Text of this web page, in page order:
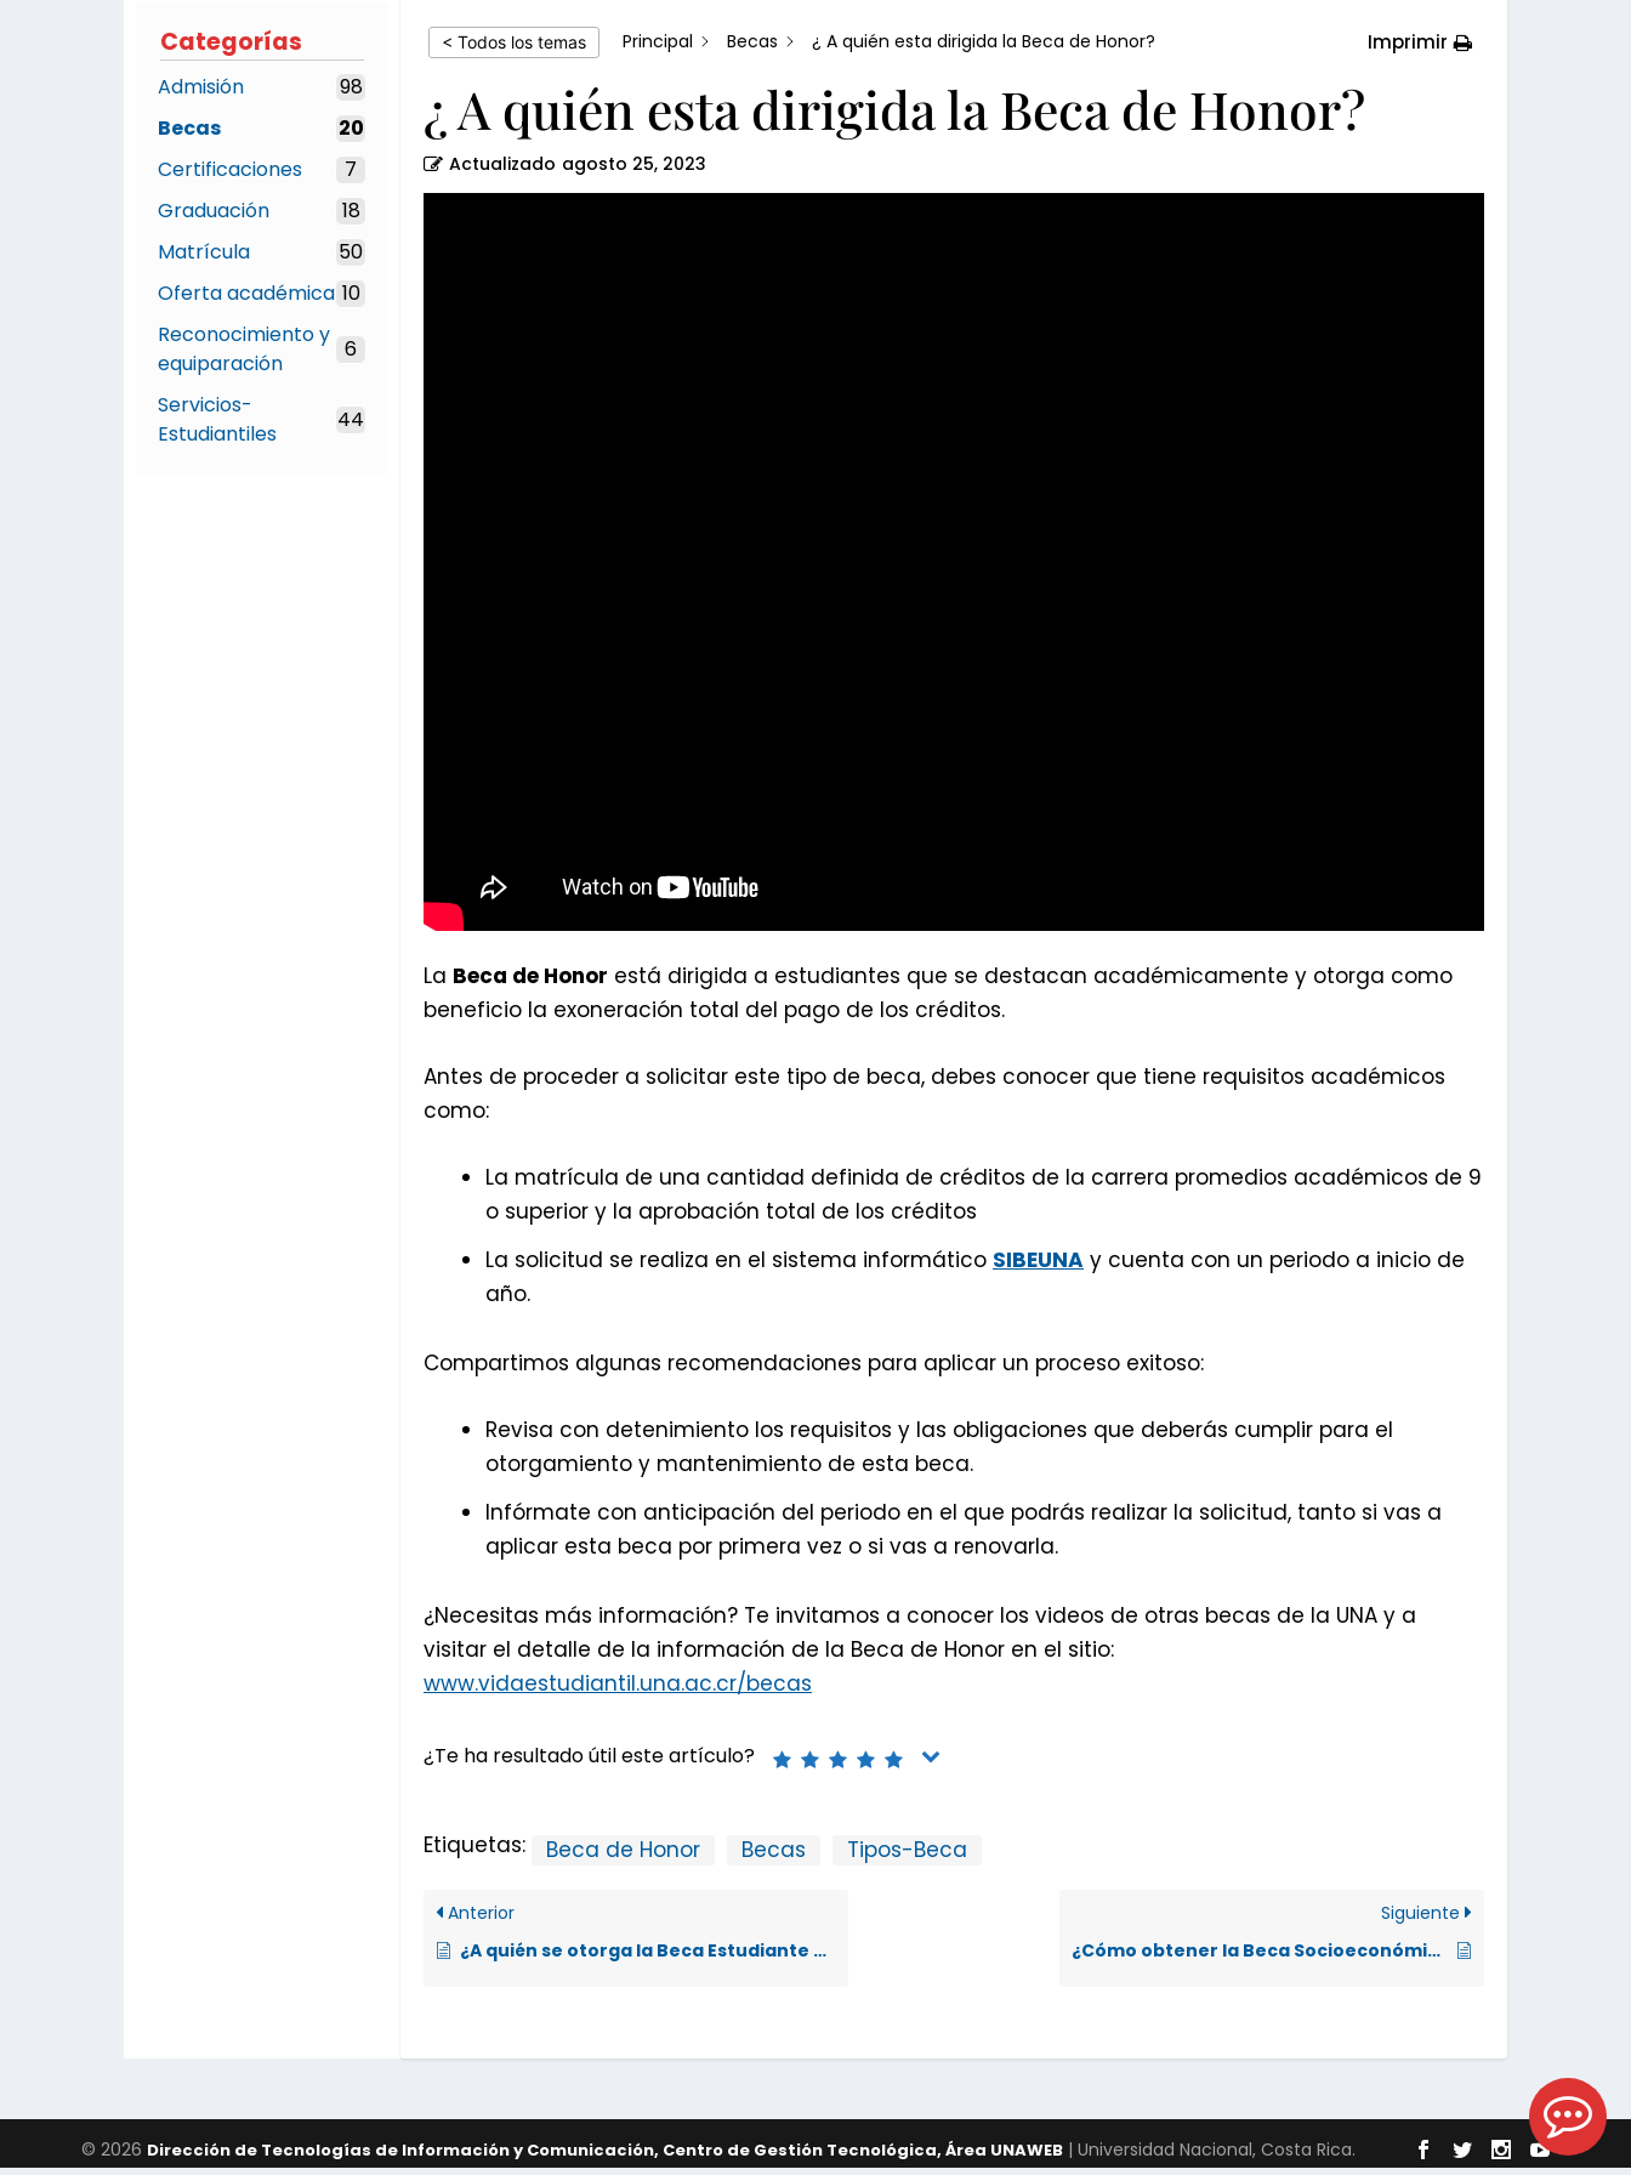
Categorías
Admisión
98
Becas
20
Certificaciones
7
Graduación
18
Matrícula
50
Oferta académica 10
Reconocimiento y
equiparación
6
Servicios-
Estudiantiles
44
< Todos los temas Principal Becas ¿ A quién esta dirigida la Beca de Honor? Imprimir
¿ A quién esta dirigida la Beca de Honor?
Actualizado agosto 25, 2023
La Beca de Honor está dirigida a estudiantes que se destacan académicamente y otorga como
beneficio la exoneración total del pago de los créditos.
Antes de proceder a solicitar este tipo de beca, debes conocer que tiene requisitos académicos
como:
La matrícula de una cantidad definida de créditos de la carrera promedios académicos de 9
o superior y la aprobación total de los créditos
La solicitud se realiza en el sistema informático SIBEUNA y cuenta con un periodo a inicio de
año.
Compartimos algunas recomendaciones para aplicar un proceso exitoso:
Revisa con detenimiento los requisitos y las obligaciones que deberás cumplir para el
otorgamiento y mantenimiento de esta beca.
Infórmate con anticipación del periodo en el que podrás realizar la solicitud, tanto si vas a
aplicar esta beca por primera vez o si vas a renovarla.
¿Necesitas más información? Te invitamos a conocer los videos de otras becas de la UNA y a
visitar el detalle de la información de la Beca de Honor en el sitio:
www.vidaestudiantil.una.ac.cr/becas
¿Te ha resultado útil este artículo?
Etiquetas: Beca de Honor Becas Tipos-Beca
Anterior
¿A quién se otorga la Beca Estudiante Asistente?
Siguiente
¿Cómo obtener la Beca Socioeconómica para Estudiantes Aspirantes de Ingreso UNA?
© 2026 Dirección de Tecnologías de Información y Comunicación, Centro de Gestión Tecnológica, Área UNAWEB | Universidad Nacional, Costa Rica.